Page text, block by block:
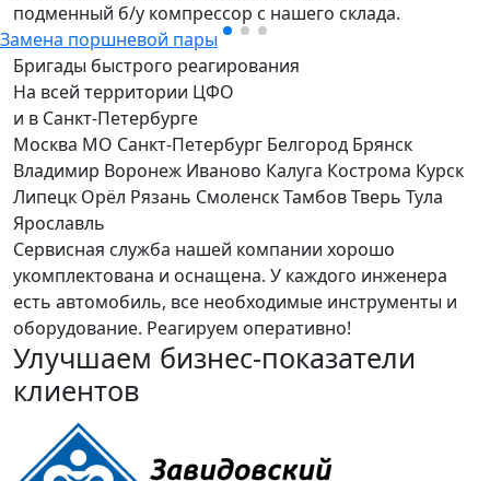
подменный б/у компрессор с нашего склада.
Замена поршневой пары
Бригады быстрого реагирования
На всей территории ЦФО
и в Санкт-Петербурге
Москва МО Санкт-Петербург Белгород Брянск
Владимир Воронеж Иваново Калуга Кострома Курск
Липецк Орёл Рязань СмоленскТамбовТверь Тула
Ярославль
Сервисная служба нашей компании хорошо
укомплектована и оснащена. У каждого инженера
есть автомобиль, все необходимые инструменты и
оборудование. Реагируем оперативно!
Улучшаем бизнес-показатели
клиентов